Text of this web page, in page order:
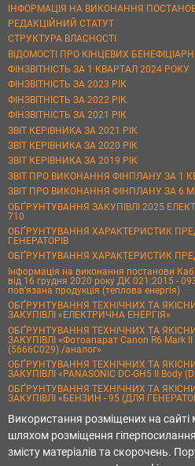
ІНФОРМАЦІЯ НА ВИКОНАННЯ
РЕДАКЦІЙНИЙ СТАТУТ
СТРУКТУРА ВЛАСНОСТІ
ВІДОМОСТІ ПРО КІНЦЕВИХ
ФІНЗВІТНІСТЬ ЗА 1 КВАРТАЛ 2024 РОКУ
ФІНЗВІТНІСТЬ ЗА 2023 РІК
ФІНЗВІТНІСТЬ ЗА 2022 РІК
ФІНЗВІТНІСТЬ ЗА 2021 РІК
ЗВІТ КЕРІВНИКА ЗА 2021 РІК
ЗВІТ КЕРІВНИКА ЗА 2020 РІК
ЗВІТ КЕРІВНИКА ЗА 2019 РІК
ЗВІТ ПРО ВИКОНАННЯ ФІНПЛАНУ ЗА 1
ЗВІТ ПРО ВИКОНАННЯ ФІНПЛАНУ ЗА 6
ОБҐРУНТУВАННЯ ЗАКУПІВЛІ 2025
710
ОБҐРУНТУВАННЯ ХАРАКТЕРИСТИК
ГЕНЕРАТОРІВ
ОБҐРУНТУВАННЯ ХАРАКТЕРИСТИК
Інформація на виконання постанови
від 16 грудня 2020 року ДК 021:2015 -
пов’язана продукція (теплова енергія)
ОБҐРУНТУВАННЯ ТЕХНІЧНИХ ТА
ЗАКУПІВЛІ «ЕЛЕКТРИЧНА ЕНЕРГІЯ»
ОБҐРУНТУВАННЯ ТЕХНІЧНИХ ТА
ЗАКУПІВЛІ «Фотоапарат Canon R6 Mark
(5666C029) /аналог»
ОБҐРУНТУВАННЯ ТЕХНІЧНИХ ТА
ЗАКУПІВЛІ «PANASONIC DC-GH5 II Body
ОБҐРУНТУВАННЯ ТЕХНІЧНИХ ТА
ЗАКУПІВЛІ «БЕНЗИН - 95 (ДЛЯ
Використання розміщених на сайті
шляхом розміщення
змісту матеріалів та скорочень.